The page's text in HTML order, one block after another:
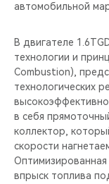
автомобильной
В двигателе
технологии и
Combustion),
технологических
в себя
коллектор,
скорости
впрыск топлива